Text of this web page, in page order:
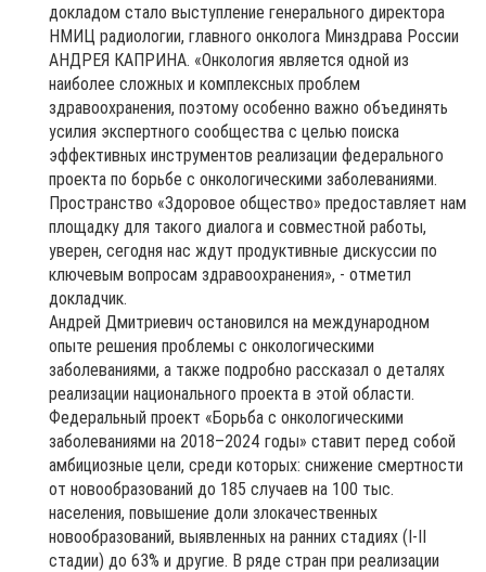
докладом стало выступление генерального директора
НМИЦ радиологии, главного онколога Минздрава России
АНДРЕЯ КАПРИНА. «Онкология является одной из
наиболее сложных и комплексных проблем
здравоохранения, поэтому особенно важно объединять
усилия экспертного сообщества с целью поиска
эффективных инструментов реализации федерального
проекта по борьбе с онкологическими заболеваниями.
Пространство «Здоровое общество» предоставляет нам
площадку для такого диалога и совместной работы,
уверен, сегодня нас ждут продуктивные дискуссии по
ключевым вопросам здравоохранения», - отметил
докладчик.
Андрей Дмитриевич остановился на международном
опыте решения проблемы с онкологическими
заболеваниями, а также подробно рассказал о деталях
реализации национального проекта в этой области.
Федеральный проект «Борьба с онкологическими
заболеваниями на 2018–2024 годы» ставит перед собой
амбициозные цели, среди которых: снижение смертности
от новообразований до 185 случаев на 100 тыс.
населения, повышение доли злокачественных
новообразований, выявленных на ранних стадиях (I-II
стадии) до 63% и другие. В ряде стран при реализации